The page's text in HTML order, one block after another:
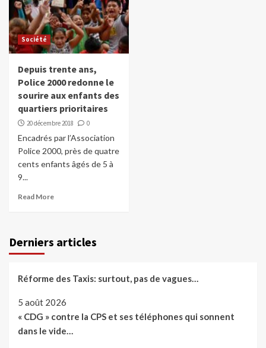
Société
Depuis trente ans,
Police 2000 redonne le
sourire aux enfants des
quartiers prioritaires
20 décembre 2018 0
Encadrés par l’Association
Police 2000, près de quatre
cents enfants âgés de 5 à
9...
Read More
Derniers articles
Réforme des Taxis: surtout, pas de vagues…
5 août 2026
« CDG » contre la CPS et ses téléphones qui sonnent
dans le vide…